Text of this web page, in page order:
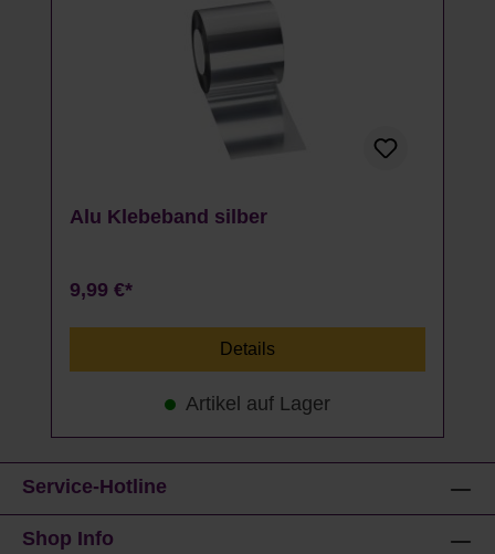
Alu Klebeband silber
9,99 €*
Details
Artikel auf Lager
Service-Hotline
Shop Info